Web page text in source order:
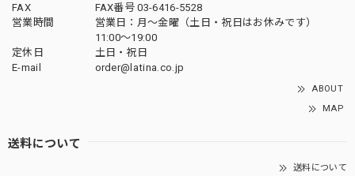
FAX
FAX番号 03-6416-5528
営業時間
営業日：月〜金曜（土日・祝日はお休みです）
11:00〜19:00
定休日
土日・祝日
E-mail
order@latina.co.jp
ABOUT
MAP
送料について
送料について